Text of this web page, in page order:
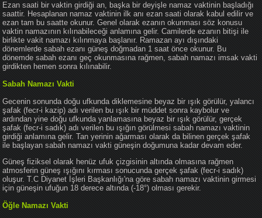
Ezan saati bir vaktin girdiği an, başka bir deyişle namaz vaktinin başladığı
saattir. Hesaplanan namaz vaktinin ilk anı ezan saati olarak kabul edilir ve
ezan tam bu saatte okunur. Genel olarak ezanın okunması söz konusu
vaktin namazının kılınabileceği anlamına gelir. Camilerde ezanın bitişi ile
birlikte vakit namazı kılınmaya başlanır. Ramazan ayı dışındaki
dönemlerde sabah ezanı güneş doğmadan 1 saat önce okunur. Bu
dönemde sabah ezanı geç okunmasına rağmen, sabah namazı imsak vakti
girdikten hemen sonra kılınabilir.
Sabah Namazı Vakti
Gecenin sonunda doğu ufkunda diklemesine beyaz bir ışık görülür, yalancı
şafak (fecr-i kazip) adı verilen bu ışık bir müddet sonra kaybolur ve
ardından yine doğu ufkunda yanlamasına beyaz bir ışık görülür, gerçek
şafak (fecr-i sadık) adı verilen bu ışığın görülmesi sabah namazı vaktinin
girdiği anlamına gelir. Tan yerinin ağarması olarak da bilinen gerçek şafak
ile başlayan sabah namazı vakti güneşin doğumuna kadar devam eder.
Güneş fiziksel olarak henüz ufuk çizgisinin altında olmasına rağmen
atmosferin güneş ışığını kırması sonucunda gerçek şafak (fecr-i sadık)
oluşur. T.C Diyanet İşleri Başkanlığı'na göre sabah namazı vaktinin girmesi
için güneşin ufuğun 18 derece altında (-18°) olması gerekir.
Öğle Namazı Vakti